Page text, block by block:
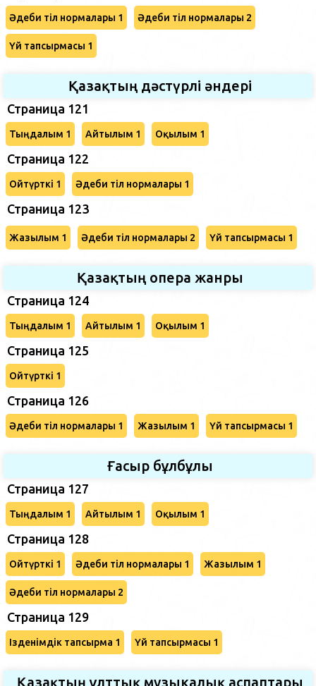
Әдеби тіл нормалары 1 Әдеби тіл нормалары 2
Үй тапсырмасы 1
Қазақтың дәстүрлі әндері
Страница 121
Тыңдалым 1 Айтылым 1 Оқылым 1
Страница 122
Ойтүрткі 1 Әдеби тіл нормалары 1
Страница 123
Жазылым 1 Әдеби тіл нормалары 2 Үй тапсырмасы 1
Қазақтың опера жанры
Страница 124
Тыңдалым 1 Айтылым 1 Оқылым 1
Страница 125
Ойтүрткі 1
Страница 126
Әдеби тіл нормалары 1 Жазылым 1 Үй тапсырмасы 1
Ғасыр бұлбұлы
Страница 127
Тыңдалым 1 Айтылым 1 Оқылым 1
Страница 128
Ойтүрткі 1 Әдеби тіл нормалары 1 Жазылым 1
Әдеби тіл нормалары 2
Страница 129
Ізденімдік тапсырма 1 Үй тапсырмасы 1
Қазақтың ұлттық музыкалық аспаптары